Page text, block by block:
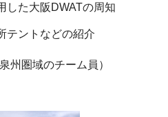
した大阪DWATの周知
テントなどの紹介
州圏域のチーム員）